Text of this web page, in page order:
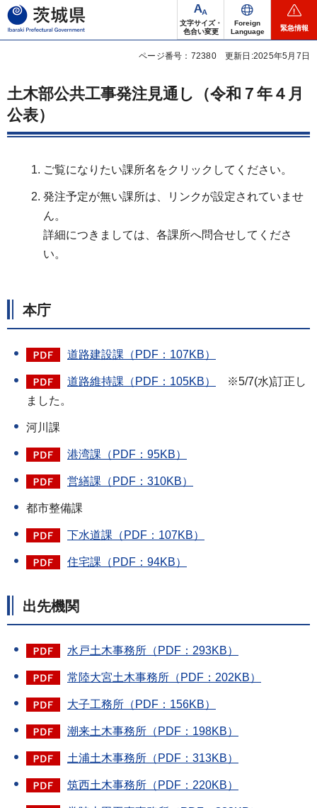
茨城県
文字サイズ・
色合い変更
Foreign
Language
緊急情報
ページ番号：72380 更新日:2025年5月7日
土木部公共工事発注見通し（令和７年４月
公表）
ご覧になりたい課所名をクリックしてください。
発注予定が無い課所は、リンクが設定されていませ
ん。
詳細につきましては、各課所へ問合せしてくださ
い。
本庁
道路建設課（PDF：107KB）
道路維持課（PDF：105KB）
※5/7(水)訂正し
ました。
河川課
港湾課（PDF：95KB）
営繕課（PDF：310KB）
都市整備課
下水道課（PDF：107KB）
住宅課（PDF：94KB）
出先機関
水戸土木事務所（PDF：293KB）
常陸大宮土木事務所（PDF：202KB）
大子工務所（PDF：156KB）
潮来土木事務所（PDF：198KB）
土浦土木事務所（PDF：313KB）
筑西土木事務所（PDF：220KB）